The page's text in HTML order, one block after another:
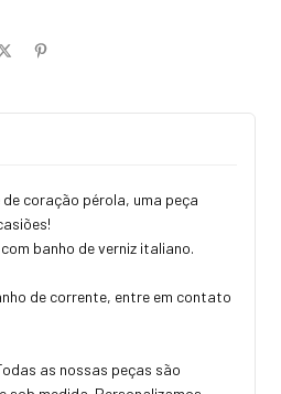
coração pérola, uma peça
banho de verniz italiano.
de corrente, entre em contato
as nossas peças são